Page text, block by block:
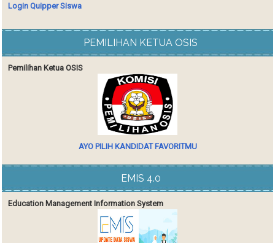
Login Quipper Siswa
PEMILIHAN KETUA OSIS
Pemilihan Ketua OSIS
AYO PILIH KANDIDAT FAVORITMU
EMIS 4.0
Education Management Information System